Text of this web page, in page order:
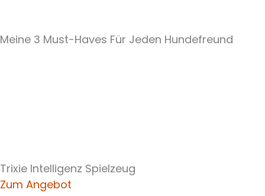
Meine 3 Must-Haves Für Jeden Hundefreund​
Trixie Intelligenz Spielzeug
Zum Angebot